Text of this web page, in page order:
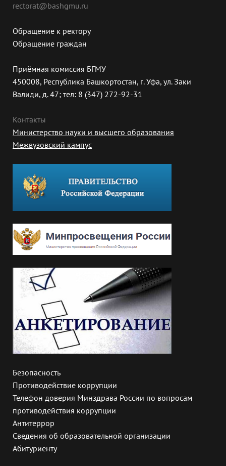
rectorat@bashgmu.ru
Обращение к ректору
Обращение граждан
Приёмная комиссия БГМУ
450008, Республика Башкортостан, г. Уфа, ул. Заки
Валиди, д. 47; тел: 8 (347) 272-92-31
Контакты
Министерство науки и высшего образования
Межвузовский кампус
Безопасность
Противодействие коррупции
Телефон доверия Минздрава России по вопросам
противодействия коррупции
Антитеррор
Сведения об образовательной организации
Абитуриенту